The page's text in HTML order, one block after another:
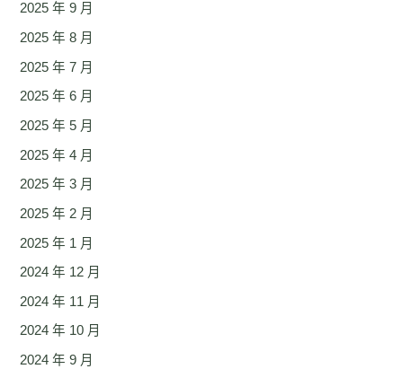
2025 年 9 月
2025 年 8 月
2025 年 7 月
2025 年 6 月
2025 年 5 月
2025 年 4 月
2025 年 3 月
2025 年 2 月
2025 年 1 月
2024 年 12 月
2024 年 11 月
2024 年 10 月
2024 年 9 月